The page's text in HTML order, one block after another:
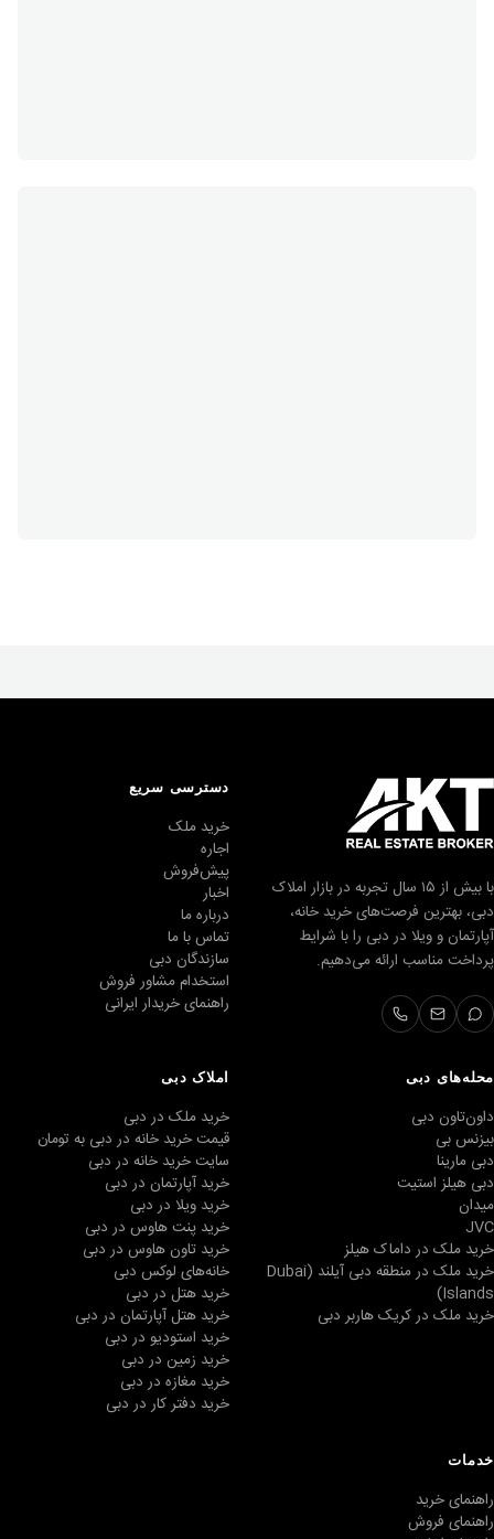
با بیش از ۱۵ سال تجربه در بازار املاک
دبی، بهترین فرصت‌های خرید خانه،
آپارتمان و ویلا در دبی را با شرایط
پرداخت مناسب ارائه می‌دهیم.
دسترسی سریع
خرید ملک
اجاره
پیش‌فروش
اخبار
درباره ما
تماس با ما
سازندگان دبی
استخدام مشاور فروش
راهنمای خریدار ایرانی
محله‌های دبی
داون‌تاون دبی
بیزنس بی
دبی مارینا
دبی هیلز استیت
میدان
JVC
خرید ملک در داماک هیلز
خرید ملک در منطقه دبی آیلند (Dubai
Islands)
خرید ملک در کریک هاربر دبی
املاک دبی
خرید ملک در دبی
قیمت خرید خانه در دبی به تومان
سایت خرید خانه در دبی
خرید آپارتمان در دبی
خرید ویلا در دبی
خرید پنت هاوس در دبی
خرید تاون هاوس در دبی
خانه‌های لوکس دبی
خرید هتل در دبی
خرید هتل آپارتمان در دبی
خرید استودیو در دبی
خرید زمین در دبی
خرید مغازه در دبی
خرید دفتر کار در دبی
خدمات
راهنمای خرید
راهنمای فروش